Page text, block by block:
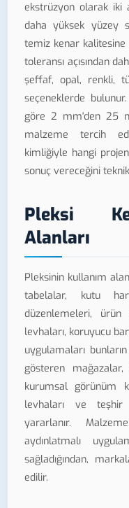
ekstrüzyon olarak iki
daha yüksek yüzey
temiz kenar kalitesine
toleransı açısından
şeffaf, opal, renkli,
seçeneklerde
göre 2 mm'den 25
malzeme tercih
kimliğiyle hangi
sonuç vereceğini
Pleksi
Alanları
Pleksinin kullanım
tabelalar, kutu
düzenlemeleri,
levhaları, koruyucu
uygulamaları
gösteren
kurumsal görünüm
levhaları ve
yararlanır.
aydınlatmalı
sağladığından,
edilir.